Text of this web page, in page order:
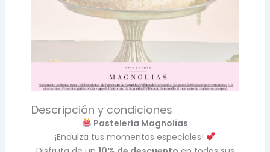
Descripción y condiciones
Pastelería Magnolias
¡Endulza tus momentos especiales!